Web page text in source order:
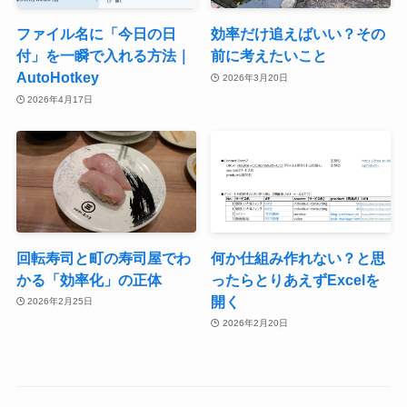
ファイル名に「今日の日
付」を一瞬で入れる方法｜
AutoHotkey
2026年4月17日
効率だけ追えばいい？その
前に考えたいこと
2026年3月20日
回転寿司と町の寿司屋でわ
かる「効率化」の正体
2026年2月25日
何か仕組み作れない？と思
ったらとりあえずExcelを
開く
2026年2月20日